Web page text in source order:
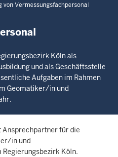
von Vermessungsfachpersonal
Köln als
und als Geschäftsstelle
Aufgaben im Rahmen
Geomatiker/in und
Ansprechpartner für die
in und
Köln.